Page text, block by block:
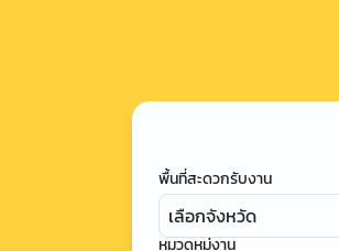
พื้นที่สะดวกรับงาน
เลือกจังหวัด
หมวดหมู่งาน